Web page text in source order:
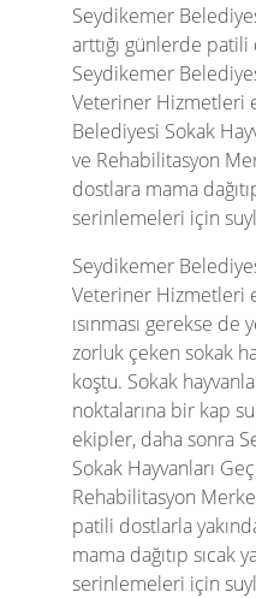
Seydikemer
arttığı günlerde patili
Seydikemer
Veteriner Hizmetleri
Belediyesi Sokak
ve Rehabilitasyon
dostlara mama
serinlemeleri için
Seydikemer
Veteriner Hizmetleri
ısınması gerekse
zorluk çeken sokak
koştu. Sokak
noktalarına bir kap
ekipler, daha sonra
Sokak Hayvanları
Rehabilitasyon
patili dostlarla
mama dağıtıp sıcak
serinlemeleri için